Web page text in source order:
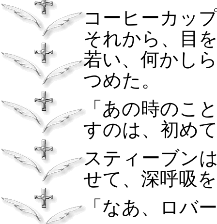
コーヒーカッ
それから、目
若い、何かし
つめた。
「あの時のこ
すのは、初め
スティーブン
せて、深呼吸
「なあ、ロバ